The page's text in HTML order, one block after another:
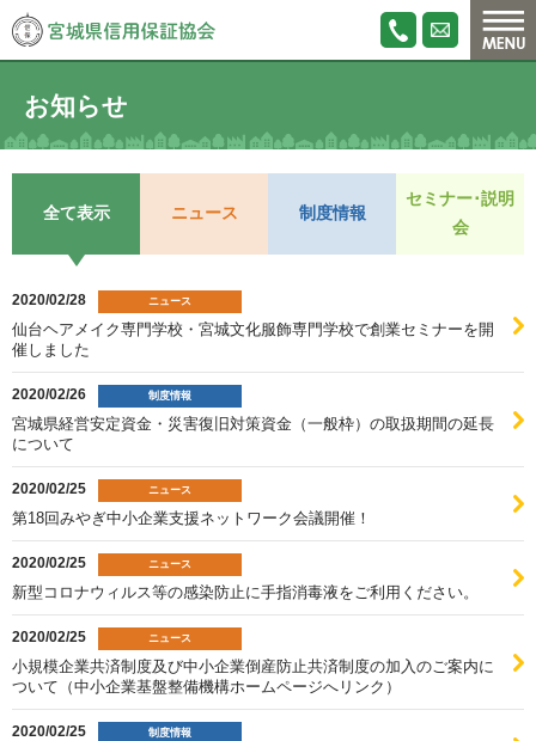
お知らせ
全て表示 ニュース 制度情報
セミナー･説明
会
2020/02/28 ニュース
仙台ヘアメイク専門学校・宮城文化服飾専門学校で創業セミナーを開
催しました
2020/02/26 制度情報
宮城県経営安定資金・災害復旧対策資金（一般枠）の取扱期間の延長
について
2020/02/25 ニュース
第18回みやぎ中小企業支援ネットワーク会議開催！
2020/02/25 ニュース
新型コロナウィルス等の感染防止に手指消毒液をご利用ください。
2020/02/25 ニュース
小規模企業共済制度及び中小企業倒産防止共済制度の加入のご案内に
ついて（中小企業基盤整備機構ホームページへリンク）
2020/02/25 制度情報